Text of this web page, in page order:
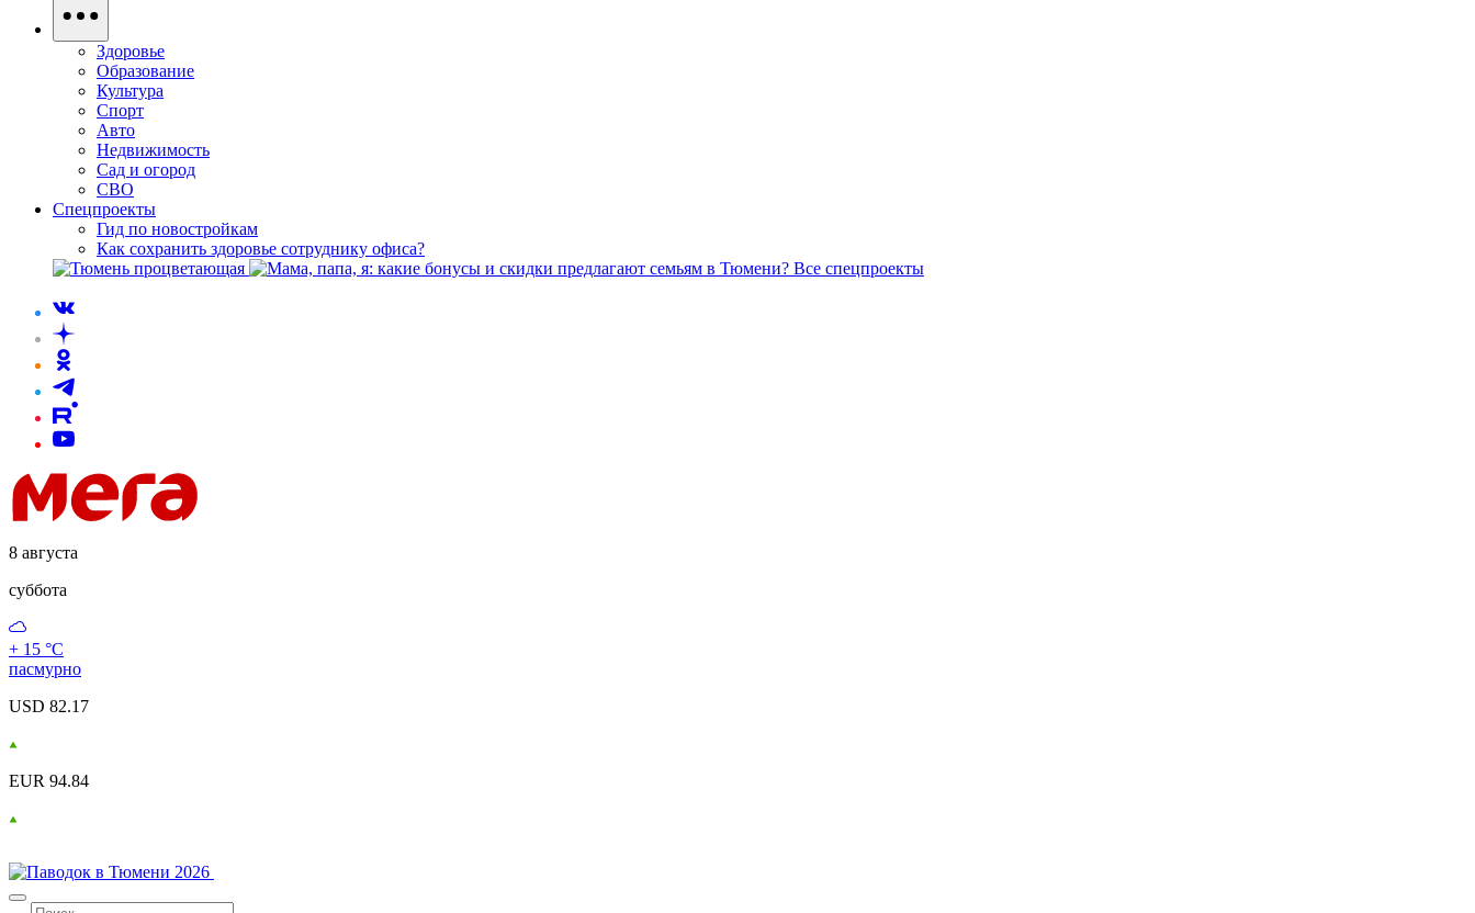
Здоровье
Образование
Культура
Спорт
Авто
Недвижимость
Сад и огород
СВО
Спецпроекты
Гид по новостройкам
Как сохранить здоровье сотруднику офиса?
Все спецпроекты
8 августа
суббота
+ 15 °С
пасмурно
USD 82.17
EUR 94.84